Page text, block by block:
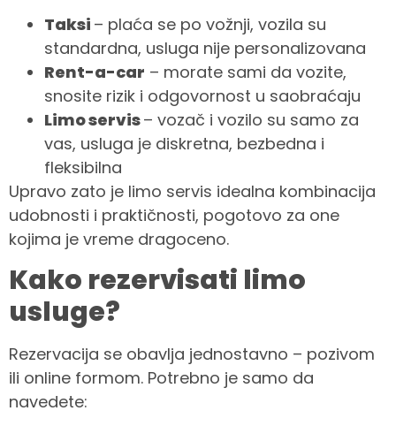
Taksi – plaća se po vožnji, vozila su
standardna, usluga nije personalizovana
Rent-a-car – morate sami da vozite,
snosite rizik i odgovornost u saobraćaju
Limo servis– vozač i vozilo su samo za
vas, usluga je diskretna, bezbedna i
fleksibilna
Upravo zato je limo servis idealna kombinacija
udobnosti i praktičnosti, pogotovo za one
kojima je vreme dragoceno.
Kako rezervisati limo
usluge?
Rezervacija se obavlja jednostavno – pozivom
ili online formom. Potrebno je samo da
navedete: